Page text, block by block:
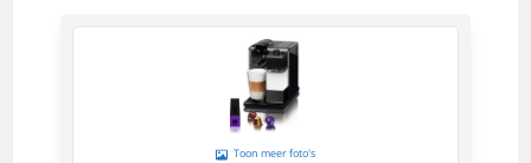
Toon meer foto's